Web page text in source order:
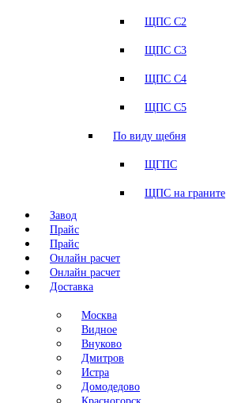
ЩПС С2
ЩПС С3
ЩПС С4
ЩПС С5
По виду щебня
ЩГПС
ЩПС на граните
Завод
Прайс
Прайс
Онлайн расчет
Онлайн расчет
Доставка
Москва
Видное
Внуково
Дмитров
Истра
Домодедово